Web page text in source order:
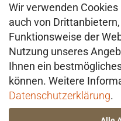
Wir verwenden
auch von
Funktionsweise der
Nutzung unseres
Ihnen ein
können. Weitere
Datenschutzerklärung.
VERSAND
Der Versand erfolgt
Konstanz
DHL. Bei
insbesondere im
die Beschaffenheit